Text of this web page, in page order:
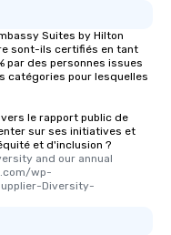
Suites by Hilton
sont-ils certifiés en tant
par des personnes issues
catégories pour lesquelles
le rapport public de
sur ses initiatives et
et d'inclusion ?
and our annual
wp-
Diversity-